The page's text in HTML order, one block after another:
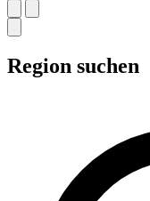
Region suchen